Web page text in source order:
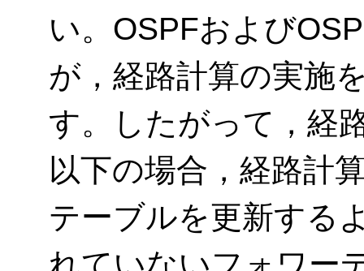
い。OSPFおよび
が，経路計算の実施
す。したがって，経
以下の場合，経路計
テーブルを更新する
れていないフォワー